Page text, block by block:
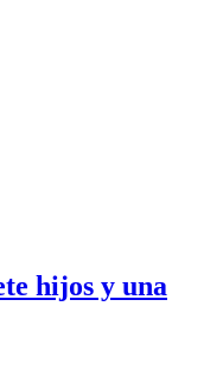
hijos y una